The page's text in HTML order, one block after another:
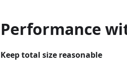
Performance
Keep total size reasonable